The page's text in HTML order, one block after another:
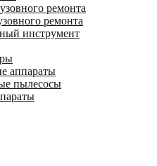
ремонта
ремонта
инструмент
аппараты
пылесосы